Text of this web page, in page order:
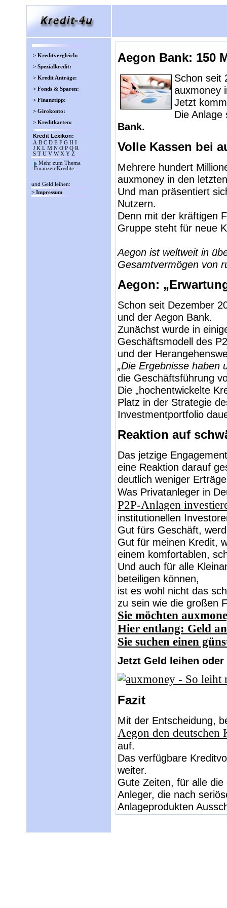
> Kreditvergleich:
> Spezialkredit:
> Kredit Anträge:
> Fonds & Sparen:
> Finanztipp:
> Girokonto:
> Kreditkarten:
Kredit Lexikon:
A B C D E F G H I
J K L M N O P Q R
S T U V WX Y Z
Mehr zum Thema
Finanzen Kredite
und Geld leihen:
> Impressum
Aegon Bank: 150
Schon seit
auxmoney
Jetzt
Die
Bank.
Volle Kassen bei
Mehrere hundert
auxmoney in den
Und man präsentiert
Nutzern.
Denn mit der kräftigen
Gruppe steht für neue
Aegon ist weltweit in
Gesamtvermögen von
Aegon:
Schon seit Dezember
und der Aegon Bank.
Zunächst wurde in
Geschäftsmodell des
und der
„Die Ergebnisse
die Geschäftsführung
Die „hochentwickelte
Platz in der Strategie
Investmentportfolio
Reaktion auf
Das jetzige
eine Reaktion darauf
deutlich weniger
Was Privatanleger in
P2P-Anlagen
institutionellen
Gut fürs Geschäft,
Gut für meinen Kredit,
einem komfortablen,
Und auch für alle
beteiligen können,
ist es wohl nicht das
zu sein wie die großen
Sie möchten
Hier entlang: Geld
Sie suchen einen
Jetzt Geld leihen
Fazit
Mit der Entscheidung,
Aegon den deutschen
auf.
Das verfügbare
weiter.
Gute Zeiten, für alle
Anleger, die nach
Anlageprodukten